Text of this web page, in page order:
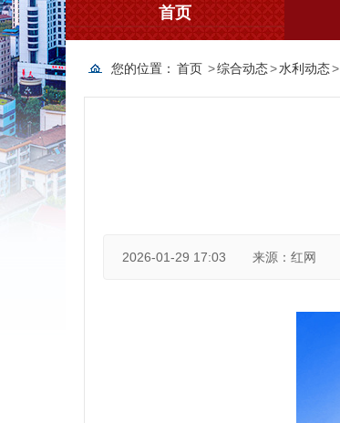
首页
您的位置： 首页 >综合动态>水利动态>
2026-01-29 17:03 来源：红网